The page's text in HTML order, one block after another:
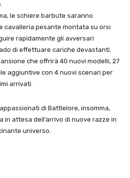
le schiere barbute saranno
cavalleria pesante montata su orsi
rapidamente gli avversari
di effettuare cariche devastanti.
che offrirà 40 nuovi modelli, 27
aggiuntive con 4 nuovi scenari per
arrivati.
di Battlelore, insomma,
in attesa dell’arrivo di nuove razze in
universo.